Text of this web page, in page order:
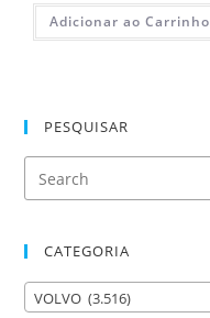
Adicionar ao Carrinho
PESQUISAR
CATEGORIA
VOLVO (3.516)